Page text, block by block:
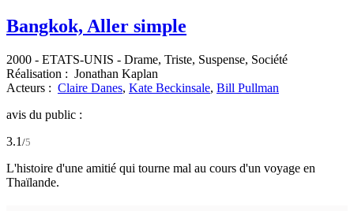
Bangkok, Aller simple
2000 - ETATS-UNIS - Drame, Triste, Suspense, Société
Réalisation : Jonathan Kaplan
Acteurs : Claire Danes, Kate Beckinsale, Bill Pullman
avis du public :
3.1 /5
L'histoire d'une amitié qui tourne mal au cours d'un voyage en
Thaïlande.